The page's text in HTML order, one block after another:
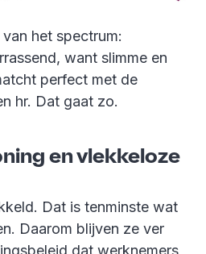
het spectrum:
want slimme en
perfect met de
hr. Dat gaat zo.
en vlekkeloze
Dat is tenminste wat
Daarom blijven ze ver